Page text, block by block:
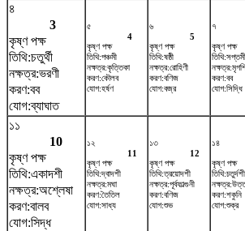
৪
3
কৃষ্ণ পক্ষ
তিথি:চতুর্থী
নক্ষত্র:ভরণী
করণ:বব
যোগ:ব্যাঘাত
৫
4
কৃষ্ণ পক্ষ
তিথি:পঞ্চমী
নক্ষত্র:কৃত্তিকা
করণ:কৌলব
যোগ:হর্ষণ
৬
5
কৃষ্ণ পক্ষ
তিথি:ষষ্ঠী
নক্ষত্র:রোহিণী
করণ:বণিজ
যোগ:বজ্র
৭
কৃষ্ণ পক্ষ
তিথি:সপ্তমী
করণ:বব
যোগ:সিদ্ধি
১১
10
কৃষ্ণ পক্ষ
তিথি:একাদশী
নক্ষত্র:অশ্লেষা
করণ:বালব
যোগ:সিদ্ধ
১২
11
কৃষ্ণ পক্ষ
তিথি:দ্বাদশী
নক্ষত্র:মঘা
করণ:তৈতিল
যোগ:সাধ্য
১৩
12
কৃষ্ণ পক্ষ
তিথি:ত্রয়োদশী
নক্ষত্র:পূর্বফাল্গুনী
করণ:বণিজ
যোগ:শুভ
১৪
কৃষ্ণ পক্ষ
তিথি:চতুর্দশী
করণ:শকুনি
যোগ:শুক্র